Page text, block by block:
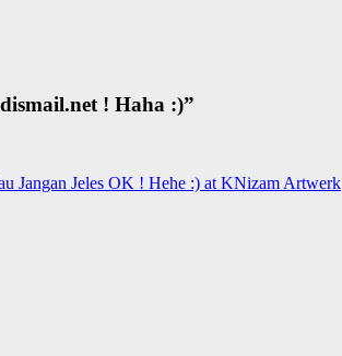
! Haha :)”
Jangan Jeles OK ! Hehe :) at KNizam Artwerk